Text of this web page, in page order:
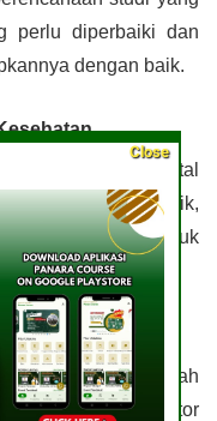
perlu diperbaiki dan
dengan baik.
fisik dan mental
makan dengan baik,
ini penting untuk
termotivasi. Ingatlah
dalam sektor
Close